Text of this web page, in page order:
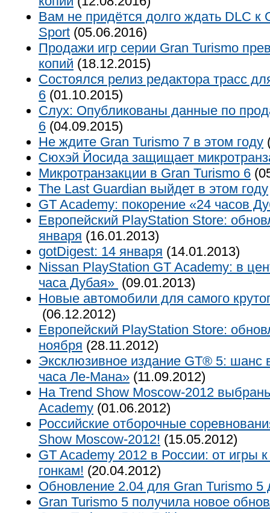
Вам не придётся долго ждать DLC к
Sport (05.06.2016)
Продажи игр серии Gran Turismo
копий (18.12.2015)
Состоялся релиз редактора трасс
6 (01.10.2015)
Слух: Опубликованы данные по
6 (04.09.2015)
Не ждите Gran Turismo 7 в этом году
Сюхэй Йосида защищает
Микротранзакции в Gran Turismo 6
The Last Guardian выйдет в этом году
GT Academy: покорение «24 часов
Европейский PlayStation Store:
января (16.01.2013)
gotDigest: 14 января (14.01.2013)
Nissan PlayStation GT Academy: в
часа Дубая» (09.01.2013)
Новые автомобили для самого
(06.12.2012)
Европейский PlayStation Store:
ноября (28.11.2012)
Эксклюзивное издание GT® 5: шанс
часа Ле-Мана» (11.09.2012)
На Trend Show Moscow-2012
Academy (01.06.2012)
Российские отборочные
Show Moscow-2012! (15.05.2012)
GT Academy 2012 в России: от игры
гонкам! (20.04.2012)
Обновление 2.04 для Gran Turismo 5
Gran Turismo 5 получила новое